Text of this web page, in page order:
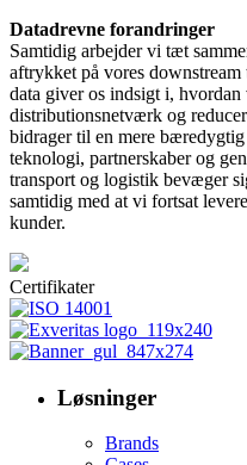
Datadrevne forandringer
Samtidig arbejder vi tæt
aftrykket på vores
data giver os indsigt i,
distributionsnetværk og
bidrager til en mere
teknologi, partnerskaber og
transport og logistik bevæger
samtidig med at vi fortsat
kunder.
Certifikater
Løsninger
Brands